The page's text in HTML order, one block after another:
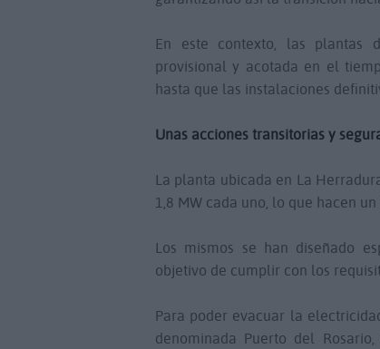
En este contexto, las plantas
provisional y acotada en el
hasta que las instalaciones
Unas acciones transitorias y
La planta ubicada en La
1,8 MW cada uno, lo que hacen
Los mismos se han diseñado
objetivo de cumplir con los
Para poder evacuar la
denominada Puerto del